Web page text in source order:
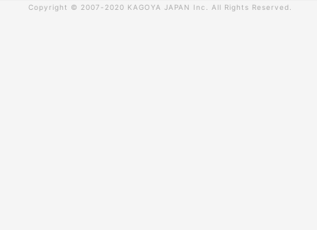
Copyright © 2007-2020 KAGOYA JAPAN Inc. All Rights Reserved.